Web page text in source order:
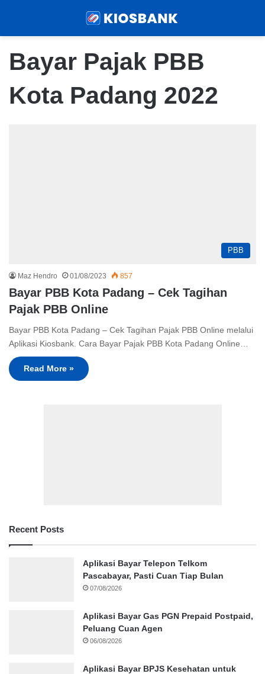
Bayar Pajak PBB
Kota Padang 2022
PBB
Maz Hendro 01/08/2023 857
Bayar PBB Kota Padang – Cek Tagihan
Pajak PBB Online
Bayar PBB Kota Padang – Cek Tagihan Pajak PBB Online melalui
Aplikasi Kiosbank. Cara Bayar Pajak PBB Kota Padang Online…
Read More »
Recent Posts
Aplikasi Bayar Telepon Telkom
Pascabayar, Pasti Cuan Tiap Bulan
07/08/2026
Aplikasi Bayar Gas PGN Prepaid Postpaid,
Peluang Cuan Agen
06/08/2026
Aplikasi Bayar BPJS Kesehatan untuk